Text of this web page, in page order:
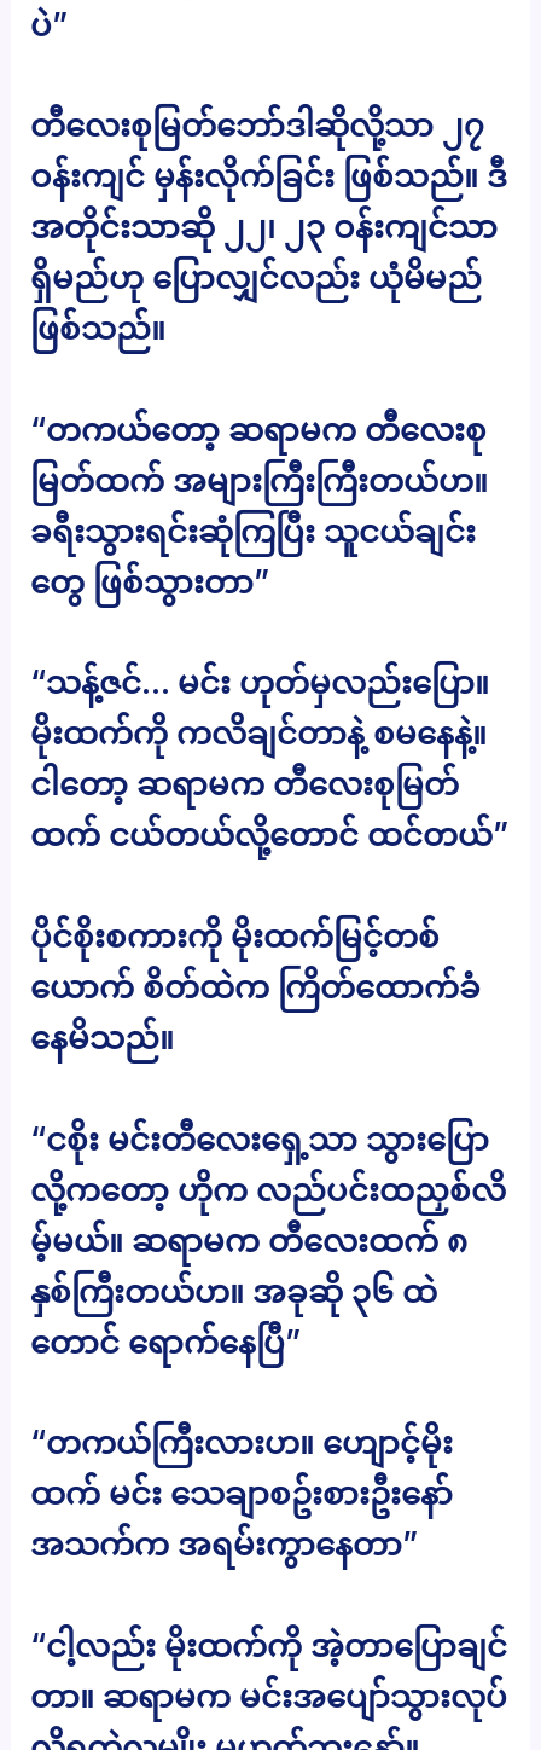
ပဲ”
တီလေးစုမြတ်ဘော်ဒါဆိုလို့သာ ၂၇
ဝန်းကျင် မှန်းလိုက်ခြင်း ဖြစ်သည်။ ဒီ
အတိုင်းသာဆို ၂၂၊ ၂၃ ဝန်းကျင်သာ
ရှိမည်ဟု ပြောလျှင်လည်း ယုံမိမည်
ဖြစ်သည်။
“တကယ်တော့ ဆရာမက တီလေးစု
မြတ်ထက် အများကြီးကြီးတယ်ဟ။
ခရီးသွားရင်းဆုံကြပြီး သူငယ်ချင်း
တွေ ဖြစ်သွားတာ”
“သန့်ဇင်… မင်း ဟုတ်မှလည်းပြော။
မိုးထက်ကို ကလိချင်တာနဲ့ စမနေနဲ့။
ငါတော့ ဆရာမက တီလေးစုမြတ်
ထက် ငယ်တယ်လို့တောင် ထင်တယ်”
ပိုင်စိုးစကားကို မိုးထက်မြင့်တစ်
ယောက် စိတ်ထဲက ကြိတ်ထောက်ခံ
နေမိသည်။
“ငစိုး မင်းတီလေးရှေ့သာ သွားပြော
လို့ကတော့ ဟိုက လည်ပင်းထညှစ်လိ
မ့်မယ်။ ဆရာမက တီလေးထက် ၈
နှစ်ကြီးတယ်ဟ။ အခုဆို ၃၆ ထဲ
တောင် ရောက်နေပြီ”
“တကယ်ကြီးလားဟ။ ဟျောင့်မိုး
ထက် မင်း သေချာစဥ်းစားဦးနော်
အသက်က အရမ်းကွာနေတာ”
“ငါ့လည်း မိုးထက်ကို အဲ့တာပြောချင်
တာ။ ဆရာမက မင်းအပျော်သွားလုပ်